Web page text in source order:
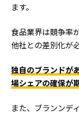
ます。
食品業界は競争率
他社との差別化が
独自のブランドが
場シェアの確保が
また、ブランンデ